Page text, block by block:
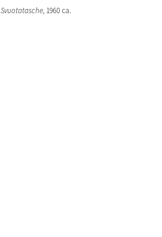
Svuotatasche, 1960 ca.